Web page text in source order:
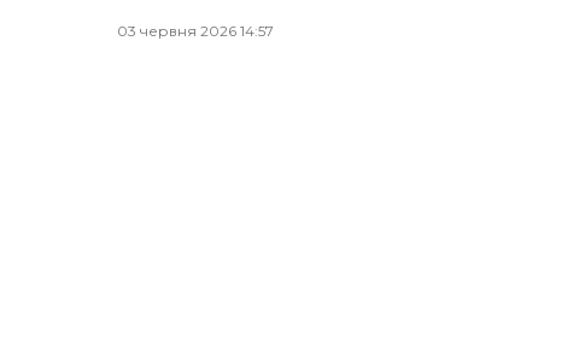
03 червня 2026 14:57